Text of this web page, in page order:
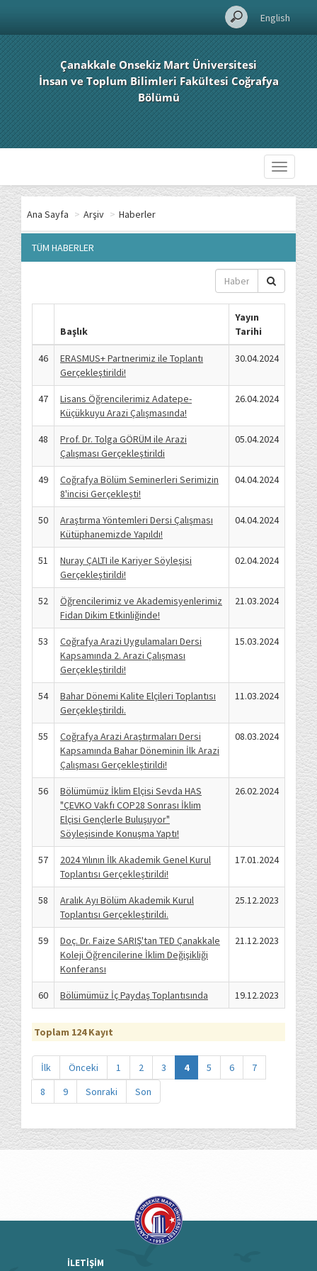
English
Çanakkale Onsekiz Mart Üniversitesi
İnsan ve Toplum Bilimleri Fakültesi Coğrafya
Bölümü
Toggle
Ana Sayfa > Arşiv > Haberler
TÜM HABERLER
Başlık
Yayın
Tarihi
46
ERASMUS+ Partnerimiz ile Toplantı
Gerçekleştirildi!
30.04.2024
47
Lisans Öğrencilerimiz Adatepe-
Küçükkuyu Arazi Çalışmasında!
26.04.2024
48
Prof. Dr. Tolga GÖRÜM ile Arazi
Çalışması Gerçekleştirildi
05.04.2024
49
Coğrafya Bölüm Seminerleri Serimizin
8'incisi Gerçekleşti!
04.04.2024
50
Araştırma Yöntemleri Dersi Çalışması
Kütüphanemizde Yapıldı!
04.04.2024
51
Nuray ÇALTI ile Kariyer Söyleşisi
Gerçekleştirildi!
02.04.2024
52
Öğrencilerimiz ve Akademisyenlerimiz
Fidan Dikim Etkinliğinde!
21.03.2024
53
Coğrafya Arazi Uygulamaları Dersi
Kapsamında 2. Arazi Çalışması
Gerçekleştirildi!
15.03.2024
54
Bahar Dönemi Kalite Elçileri Toplantısı
Gerçekleştirildi.
11.03.2024
55
Coğrafya Arazi Araştırmaları Dersi
Kapsamında Bahar Döneminin İlk Arazi
Çalışması Gerçekleştirildi!
08.03.2024
56
Bölümümüz İklim Elçisi Sevda HAS
"ÇEVKO Vakfı COP28 Sonrası İklim
Elçisi Gençlerle Buluşuyor"
Söyleşisinde Konuşma Yaptı!
26.02.2024
57
2024 Yılının İlk Akademik Genel Kurul
Toplantısı Gerçekleştirildi!
17.01.2024
58
Aralık Ayı Bölüm Akademik Kurul
Toplantısı Gerçekleştirildi.
25.12.2023
59
Doç. Dr. Faize SARIŞ'tan TED Çanakkale
Koleji Öğrencilerine İklim Değişikliği
Konferansı
21.12.2023
60 Bölümümüz İç Paydaş Toplantısında 19.12.2023
Toplam 124 Kayıt
İlk Önceki 1 2 3 4 5 6
7
8
9 Sonraki Son
İLETİŞİM